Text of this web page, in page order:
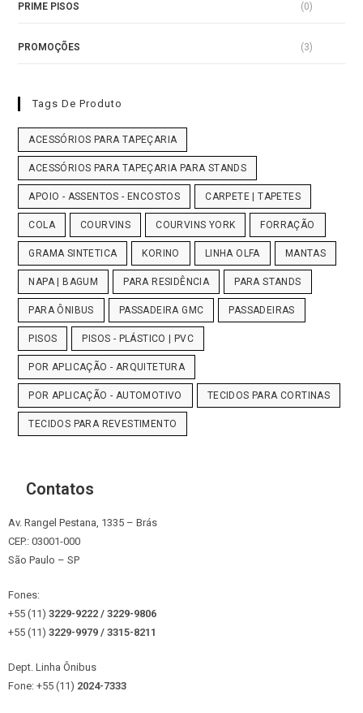
PRIME PISOS (0)
PROMOÇÕES (3)
Tags De Produto
ACESSÓRIOS PARA TAPEÇARIA
ACESSÓRIOS PARA TAPEÇARIA PARA STANDS
APOIO - ASSENTOS - ENCOSTOS CARPETE | TAPETES
COLA COURVINS COURVINS YORK FORRAÇÃO
GRAMA SINTETICA KORINO LINHA OLFA MANTAS
NAPA | BAGUM PARA RESIDÊNCIA PARA STANDS
PARA ÔNIBUS PASSADEIRA GMC PASSADEIRAS
PISOS PISOS - PLÁSTICO | PVC
POR APLICAÇÃO - ARQUITETURA
POR APLICAÇÃO - AUTOMOTIVO TECIDOS PARA CORTINAS
TECIDOS PARA REVESTIMENTO
Contatos
Av. Rangel Pestana, 1335 – Brás
CEP.: 03001-000
São Paulo – SP
Fones:
+55 (11) 3229-9222 / 3229-9806
+55 (11) 3229-9979 / 3315-8211
Dept. Linha Ônibus
Fone: +55 (11) 2024-7333